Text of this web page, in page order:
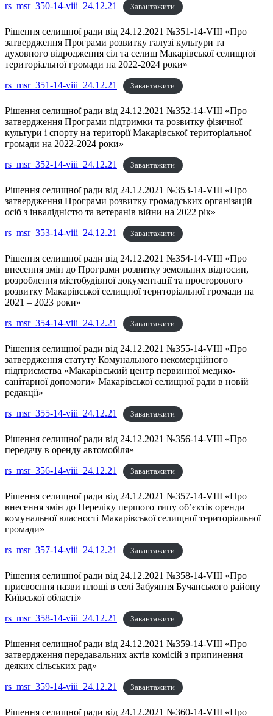
rs_msr_350-14-viii_24.12.21
Завантажити
Рішення селищної ради від 24.12.2021 №351-14-VIII «Про
затвердження Програми розвитку галузі культури та
духовного відродження сіл та селищ Макарівської селищної
територіальної громади на 2022-2024 роки»
rs_msr_351-14-viii_24.12.21
Завантажити
Рішення селищної ради від 24.12.2021 №352-14-VIII «Про
затвердження Програми підтримки та розвитку фізичної
культури і спорту на території Макарівської територіальної
громади на 2022-2024 роки»
rs_msr_352-14-viii_24.12.21
Завантажити
Рішення селищної ради від 24.12.2021 №353-14-VIII «Про
затвердження Програми розвитку громадських організацій
осіб з інвалідністю та ветеранів війни на 2022 рік»
rs_msr_353-14-viii_24.12.21
Завантажити
Рішення селищної ради від 24.12.2021 №354-14-VIII «Про
внесення змін до Програми розвитку земельних відносин,
розроблення містобудівної документації та просторового
розвитку Макарівської селищної територіальної громади на
2021 – 2023 роки»
rs_msr_354-14-viii_24.12.21
Завантажити
Рішення селищної ради від 24.12.2021 №355-14-VIII «Про
затвердження статуту Комунального некомерційного
підприємства «Макарівський центр первинної медико-
санітарної допомоги» Макарівської селищної ради в новій
редакції»
rs_msr_355-14-viii_24.12.21
Завантажити
Рішення селищної ради від 24.12.2021 №356-14-VIII «Про
передачу в оренду автомобіля»
rs_msr_356-14-viii_24.12.21
Завантажити
Рішення селищної ради від 24.12.2021 №357-14-VIII «Про
внесення змін до Переліку першого типу об’єктів оренди
комунальної власності Макарівської селищної територіальної
громади»
rs_msr_357-14-viii_24.12.21
Завантажити
Рішення селищної ради від 24.12.2021 №358-14-VIII «Про
присвоєння назви площі в селі Забуяння Бучанського району
Київської області»
rs_msr_358-14-viii_24.12.21
Завантажити
Рішення селищної ради від 24.12.2021 №359-14-VIII «Про
затвердження передавальних актів комісій з припинення
деяких сільських рад»
rs_msr_359-14-viii_24.12.21
Завантажити
Рішення селищної ради від 24.12.2021 №360-14-VIII «Про